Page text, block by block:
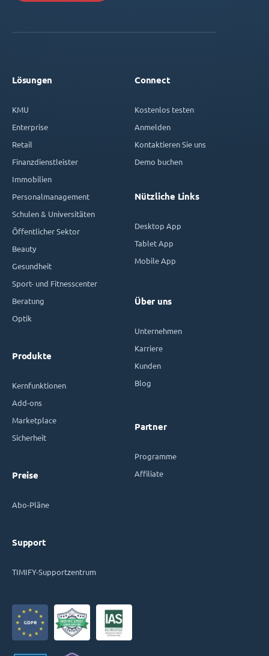
Lösungen
KMU
Enterprise
Retail
Finanzdienstleister
Immobilien
Personalmanagement
Schulen & Universitäten
Öffentlicher Sektor
Beauty
Gesundheit
Sport- und Fitnesscenter
Beratung
Optik
Produkte
Kernfunktionen
Add-ons
Marketplace
Sicherheit
Preise
Abo-Pläne
Support
TIMIFY-Supportzentrum
Connect
Kostenlos testen
Anmelden
Kontaktieren Sie uns
Demo buchen
Nützliche Links
Desktop App
Tablet App
Mobile App
Über uns
Unternehmen
Karriere
Kunden
Blog
Partner
Programme
Affiliate